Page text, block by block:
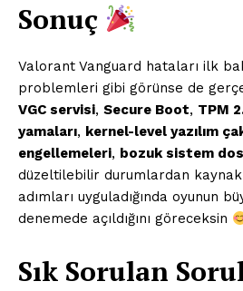
Sonuç
Valorant Vanguard hataları ilk
problemleri gibi görünse de
VGC servisi, Secure Boot, TPM
yamaları, kernel-level yazılım
engellemeleri, bozuk sistem
düzeltilebilir durumlardan
adımları uyguladığında oyunun
denemede açıldığını göreceksin
Sık Sorulan